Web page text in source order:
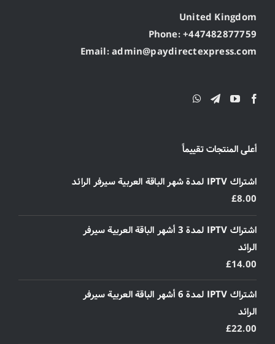
United Kingdom
Phone: +447482877759
Email: admin@paydirectexpress.com
أعلى المنتجات تقييماً
اشتراك IPTV لمدة شهر الباقة العربية سيرفر الرائد
£8.00
اشتراك IPTV لمدة 3 أشهر الباقة العربية سيرفر
الرائد
£14.00
اشتراك IPTV لمدة 6 أشهر الباقة العربية سيرفر
الرائد
£22.00